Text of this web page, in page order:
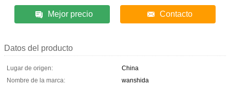
Mejor precio Contacto
Datos del producto
Lugar de origen:
China
Nombre de la marca:
wanshida